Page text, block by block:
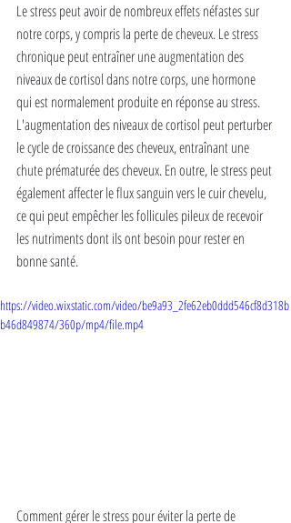
Le stress peut avoir de nombreux effets néfastes sur
notre corps, y compris la perte de cheveux. Le stress
chronique peut entraîner une augmentation des
niveaux de cortisol dans notre corps, une hormone
qui est normalement produite en réponse au stress.
L'augmentation des niveaux de cortisol peut perturber
le cycle de croissance des cheveux, entraînant une
chute prématurée des cheveux. En outre, le stress peut
également affecter le flux sanguin vers le cuir chevelu,
ce qui peut empêcher les follicules pileux de recevoir
les nutriments dont ils ont besoin pour rester en
bonne santé.
https://video.wixstatic.com/video/be9a93_2fe62eb0ddd546cf8d318b
b46d849874/360p/mp4/file.mp4
Comment gérer le stress pour éviter la perte de